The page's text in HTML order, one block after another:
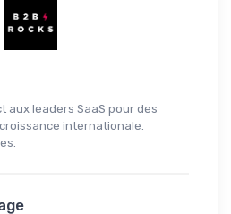
aux leaders SaaS pour des
internationale.